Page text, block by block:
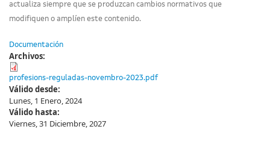
actualiza siempre que se produzcan cambios normativos que
modifiquen o amplíen este contenido.
Documentación
Archivos:
profesions-reguladas-novembro-2023.pdf
Válido desde:
Lunes, 1 Enero, 2024
Válido hasta:
Viernes, 31 Diciembre, 2027